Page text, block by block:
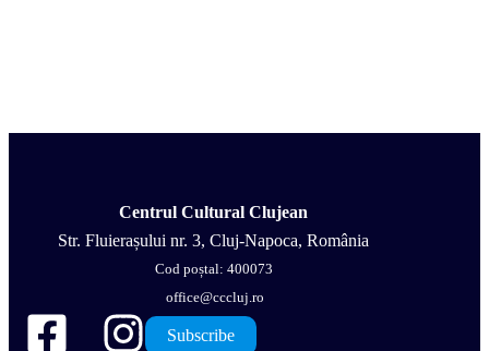
Centrul Cultural Clujean
Str. Fluierașului nr. 3, Cluj-Napoca, România
Cod poștal: 400073
office@cccluj.ro
Subscribe